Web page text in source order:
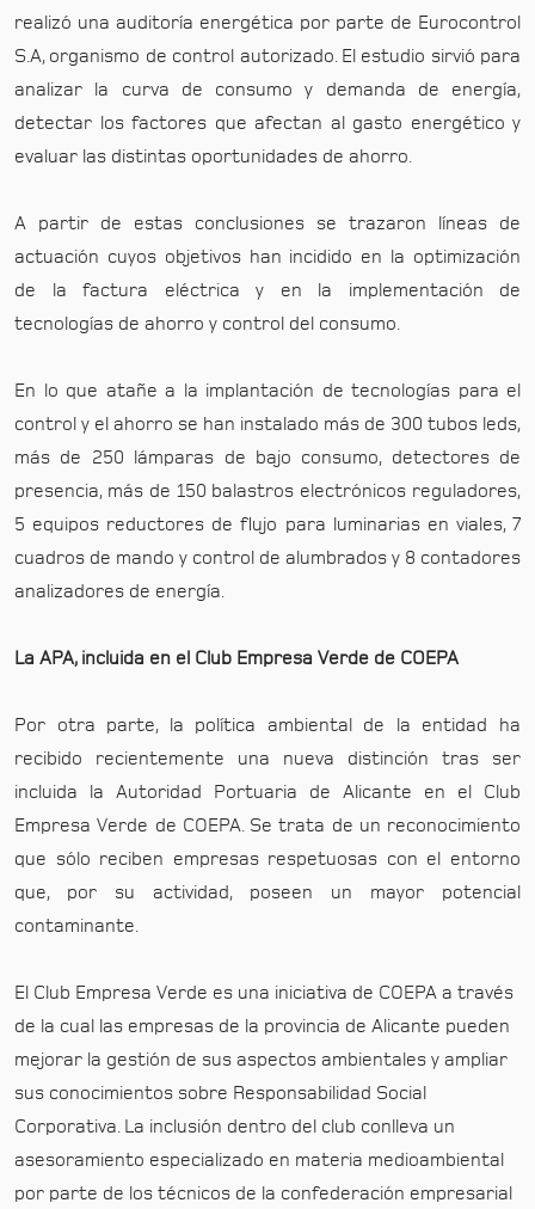
realizó una auditoría energética por parte de Eurocontrol
S.A, organismo de control autorizado. El estudio sirvió para
analizar la curva de consumo y demanda de energía,
detectar los factores que afectan al gasto energético y
evaluar las distintas oportunidades de ahorro.
A partir de estas conclusiones se trazaron líneas de
actuación cuyos objetivos han incidido en la optimización
de la factura eléctrica y en la implementación de
tecnologías de ahorro y control del consumo.
En lo que atañe a la implantación de tecnologías para el
control y el ahorro se han instalado más de 300 tubos leds,
más de 250 lámparas de bajo consumo, detectores de
presencia, más de 150 balastros electrónicos reguladores,
5 equipos reductores de flujo para luminarias en viales, 7
cuadros de mando y control de alumbrados y 8 contadores
analizadores de energía.
La APA, incluida en el Club Empresa Verde de COEPA
Por otra parte, la política ambiental de la entidad ha
recibido recientemente una nueva distinción tras ser
incluida la Autoridad Portuaria de Alicante en el Club
Empresa Verde de COEPA. Se trata de un reconocimiento
que sólo reciben empresas respetuosas con el entorno
que, por su actividad, poseen un mayor potencial
contaminante.
El Club Empresa Verde es una iniciativa de COEPA a través
de la cual las empresas de la provincia de Alicante pueden
mejorar la gestión de sus aspectos ambientales y ampliar
sus conocimientos sobre Responsabilidad Social
Corporativa. La inclusión dentro del club conlleva un
asesoramiento especializado en materia medioambiental
por parte de los técnicos de la confederación empresarial